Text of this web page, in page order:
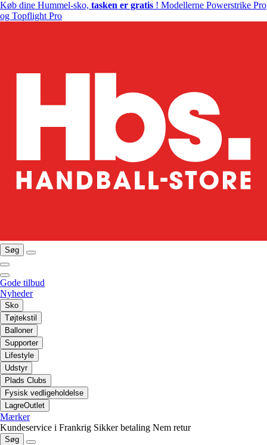
Køb dine Hummel-sko, tasken er gratis ! Modellerne Powerstrike Pro
og Topflight Pro
Søg
Gode tilbud
Nyheder
Sko
Tøjtekstil
Balloner
Supporter
Lifestyle
Udstyr
Plads Clubs
Fysisk vedligeholdelse
LagreOutlet
Mærker
Kundeservice i Frankrig Sikker betaling Nem retur
Søg